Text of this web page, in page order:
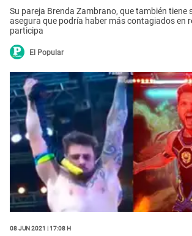
Su pareja Brenda Zambrano, que también tiene
asegura que podría haber más contagiados en
participa
El Popular
08 Jun 2021 | 17:08 h